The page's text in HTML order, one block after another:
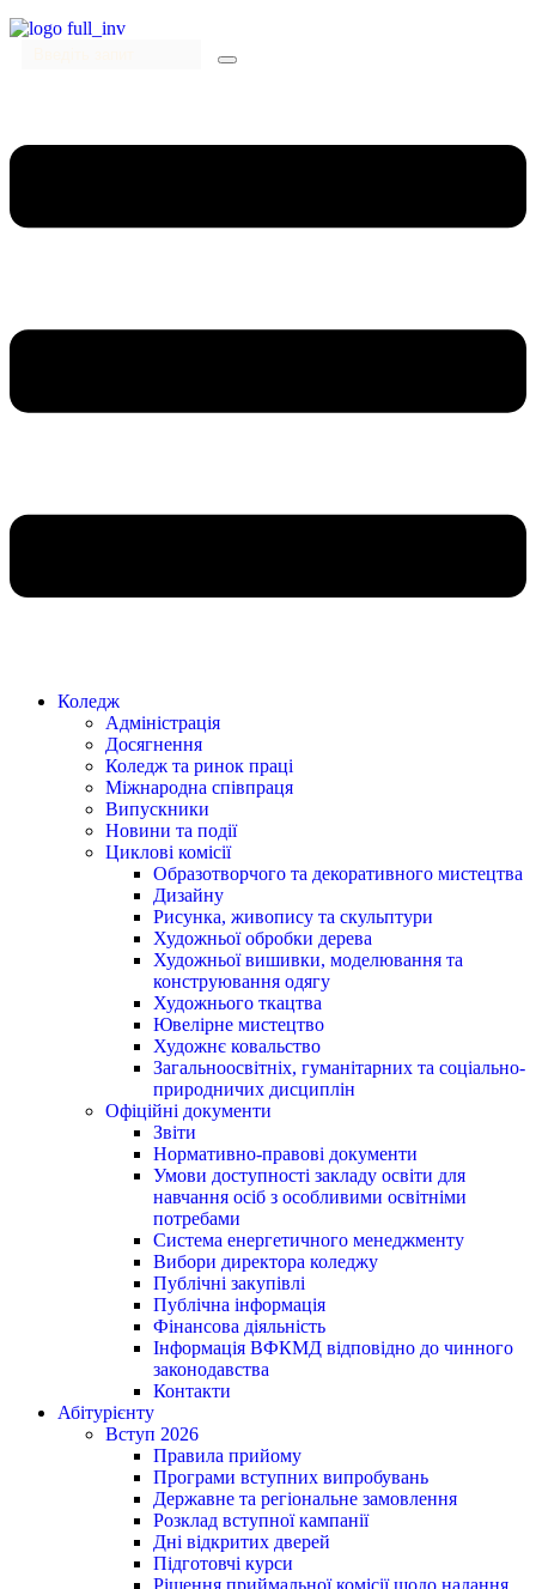
Коледж
Адміністрація
Досягнення
Коледж та ринок праці
Міжнародна співпраця
Випускники
Новини та події
Циклові комісії
Образотворчого та декоративного мистецтва
Дизайну
Рисунка, живопису та скульптури
Художньої обробки дерева
Художньої вишивки, моделювання та
конструювання одягу
Художнього ткацтва
Ювелірне мистецтво
Художнє ковальство
Загальноосвітніх, гуманітарних та соціально-
природничих дисциплін
Офіційні документи
Звіти
Нормативно-правові документи
Умови доступності закладу освіти для
навчання осіб з особливими освітніми
потребами
Система енергетичного менеджменту
Вибори директора коледжу
Публічні закупівлі
Публічна інформація
Фінансова діяльність
Інформація ВФКМД відповідно до чинного
законодавства
Контакти
Абітурієнту
Вступ 2026
Правила прийому
Програми вступних випробувань
Державне та регіональне замовлення
Розклад вступної кампанії
Дні відкритих дверей
Підготовчі курси
Рішення приймальної комісії щодо надання